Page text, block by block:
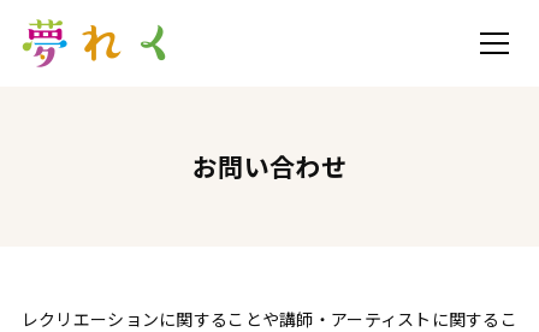
お問い合わせ
レクリエーションに関することや講師・アーティストに関するこ